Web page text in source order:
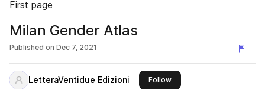
First page
Milan Gender Atlas
Published on Dec 7, 2021
LetteraVentidue Edizioni Followthis publisher